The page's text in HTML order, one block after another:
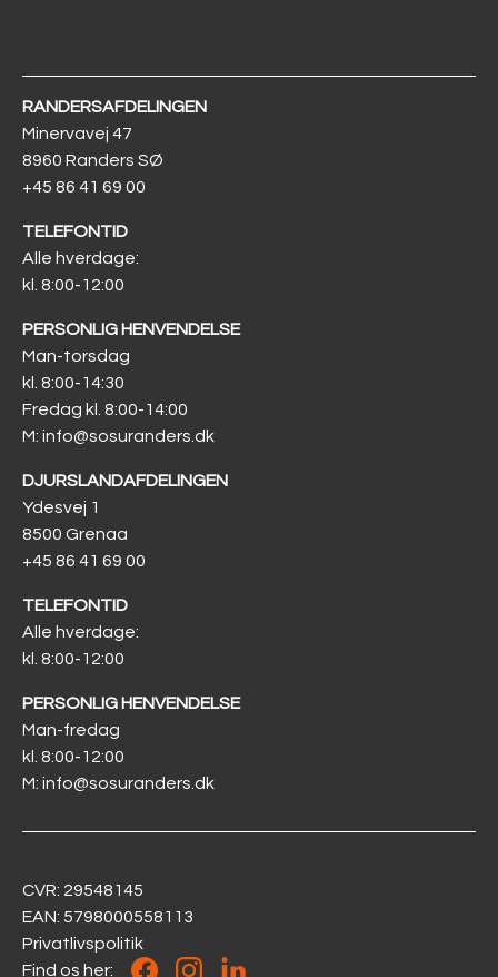
RANDERS­AFDELINGEN
Minervavej 47
8960 Randers SØ
+45 86 41 69 00
TELEFONTID
Alle hverdage:
kl. 8:00-12:00
PERSONLIG HENVENDELSE
Man-torsdag
kl. 8:00-14:30
Fredag kl. 8:00-14:00
M: info@sosuranders.dk
DJURSLAND­AFDELINGEN
Ydesvej 1
8500 Grenaa
+45 86 41 69 00
TELEFONTID
Alle hverdage:
kl. 8:00-12:00
PERSONLIG HENVENDELSE
Man-fredag
kl. 8:00-12:00
M: info@sosuranders.dk
CVR: 29548145
EAN: 5798000558113
Privatlivspolitik
Find os her: